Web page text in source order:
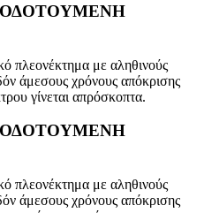
πλεονέκτημα με αληθινούς
άμεσους χρόνους απόκρισης
γίνεται απρόσκοπτα.
πλεονέκτημα με αληθινούς
άμεσους χρόνους απόκρισης